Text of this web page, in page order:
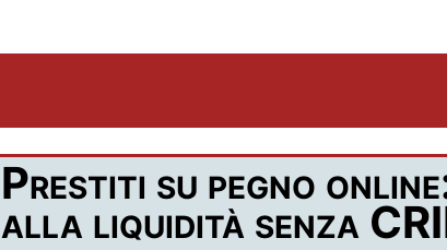
Prestiti su pegno
alla liquidità senza